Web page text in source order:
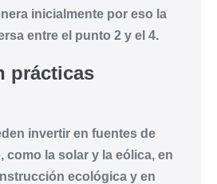
inicialmente por eso la
entre el punto 2 y el 4.
prácticas
invertir en fuentes de
como la solar y la eólica, en
ecológica y en